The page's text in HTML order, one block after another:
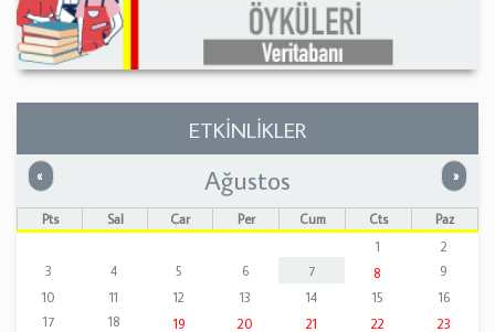
ETKİNLİKLER
« Önceki »
Ağustos
Pts Sal Çar Per Cum Cts
Paz
1
2
3
4 5 6 7 8
9
10
11 12 13 14 15
16
17
18 19 20 21 22
23